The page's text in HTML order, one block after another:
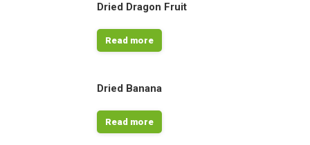
Dried Dragon Fruit
Read more
Dried Banana
Read more